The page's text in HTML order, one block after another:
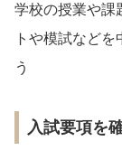
学校の授業や課
トや模試など
う
入試要項を